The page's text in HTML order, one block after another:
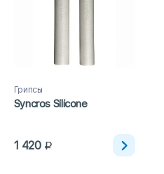
Грипсы
Syncros Silicone
1 420